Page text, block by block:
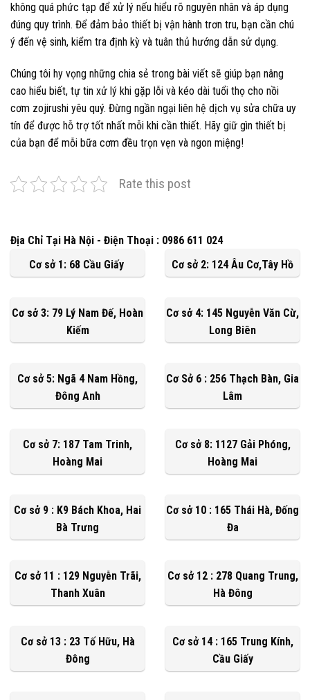
không quá phức tạp để xử lý nếu hiểu rõ nguyên nhân và áp dụng
đúng quy trình. Để đảm bảo thiết bị vận hành trơn tru, bạn cần chú
ý đến vệ sinh, kiểm tra định kỳ và tuân thủ hướng dẫn sử dụng.
Chúng tôi hy vọng những chia sẻ trong bài viết sẽ giúp bạn nâng
cao hiểu biết, tự tin xử lý khi gặp lỗi và kéo dài tuổi thọ cho nồi
cơm zojirushi yêu quý. Đừng ngần ngại liên hệ dịch vụ sửa chữa uy
tín để được hỗ trợ tốt nhất mỗi khi cần thiết. Hãy giữ gìn thiết bị
của bạn để mỗi bữa cơm đều trọn vẹn và ngon miệng!
Rate this post
Địa Chỉ Tại Hà Nội - Điện Thoại : 0986 611 024
Cơ sở 1: 68 Cầu Giấy
Cơ sở 2: 124 Âu Cơ,Tây Hồ
Cơ sở 3: 79 Lý Nam Đế, Hoàn
Kiếm
Cơ sở 4: 145 Nguyễn Văn Cừ,
Long Biên
Cơ sở 5: Ngã 4 Nam Hồng,
Đông Anh
Cơ Sở 6 : 256 Thạch Bàn, Gia
Lâm
Cơ sở 7: 187 Tam Trinh,
Hoàng Mai
Cơ sở 8: 1127 Gải Phóng,
Hoàng Mai
Cơ sở 9 : K9 Bách Khoa, Hai
Bà Trưng
Cơ sở 10 : 165 Thái Hà, Đống
Đa
Cơ sở 11 : 129 Nguyễn Trãi,
Thanh Xuân
Cơ sở 12 : 278 Quang Trung,
Hà Đông
Cơ sở 13 : 23 Tố Hữu, Hà
Đông
Cơ sở 14 : 165 Trung Kính,
Cầu Giấy